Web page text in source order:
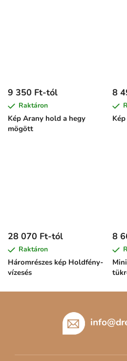
Kép Arany hold a hegy
mögött
9 350 Ft-tól
Raktáron
8
Háromrészes kép Holdfény-
vízesés
28 070 Ft-tól
Raktáron
8
info@